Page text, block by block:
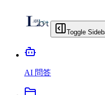
Toggle
AI 問答